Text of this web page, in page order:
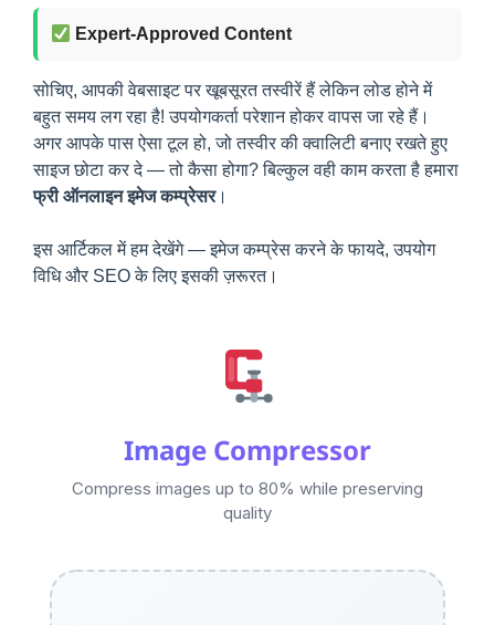
Expert-Approved Content
सोचिए, आपकी वेबसाइट पर खूबसूरत तस्वीरें हैं लेकिन लोड होने में
बहुत समय लग रहा है! उपयोगकर्ता परेशान होकर वापस जा रहे हैं।
अगर आपके पास ऐसा टूल हो, जो तस्वीर की क्वालिटी बनाए रखते हुए
साइज छोटा कर दे — तो कैसा होगा? बिल्कुल वही काम करता है हमारा
फ्री ऑनलाइन इमेज कम्प्रेसर।
इस आर्टिकल में हम देखेंगे — इमेज कम्प्रेस करने के फायदे, उपयोग
विधि और SEO के लिए इसकी ज़रूरत।
Image Compressor
Compress images up to 80% while preserving
quality